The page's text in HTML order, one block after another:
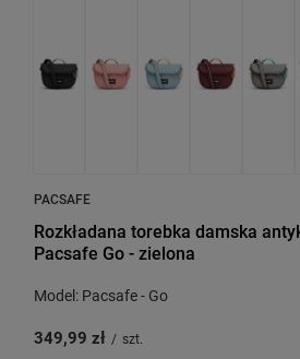
PACSAFE
Rozkładana torebka damska
Pacsafe Go - zielona
Model: Pacsafe - Go
349,99 zł / szt.